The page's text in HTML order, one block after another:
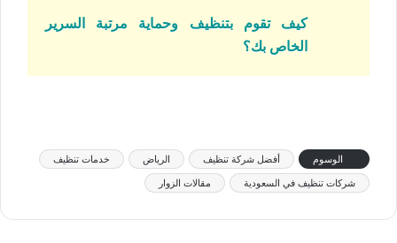
كيف تقوم بتنظيف وحماية مرتبة السرير
الخاص بك؟
الوسوم أفضل شركة تنظيف الرياض خدمات تنظيف
شركات تنظيف في السعودية مقالات الزوار